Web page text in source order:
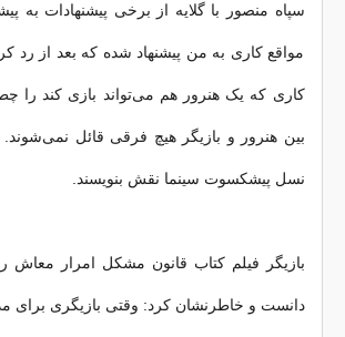
سپاه منصور با گلایه از برخی پیشنهادات به
مواقع کاری به من پیشنهاد شده که بعد از رد
کاری که یک هنرور هم می‌تواند بازی کند را
بین هنرور و بازیگر هیچ فرقی قائل نمی‌شوند.
نسل پیشکسوت سینما نقش بنویسند.
بازیگر فیلم کتاب قانون مشکل امرار
دانست و خاطرنشان کرد: وقتی بازیگری برای